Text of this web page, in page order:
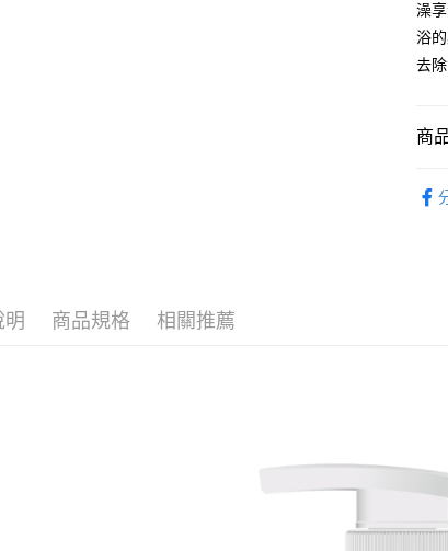
【
付
／
※
先
※
結
全
每
每
澡
浴
去
商
明 商品規格 相關推薦